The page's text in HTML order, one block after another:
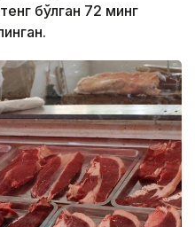
бўлган 72 минг